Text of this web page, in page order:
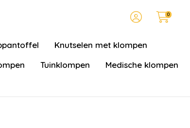
0
Knutselen met klompen
Tuinklompen
Medische klompen